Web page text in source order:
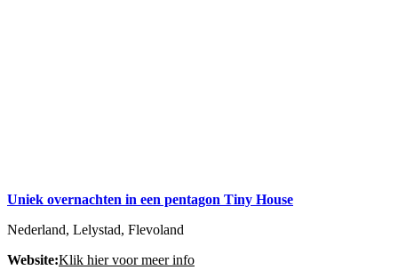
Uniek overnachten in een pentagon Tiny House
Nederland, Lelystad, Flevoland
Website:Klik hier voor meer info